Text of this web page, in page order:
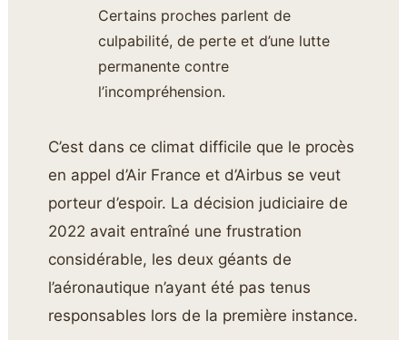
Certains proches parlent de
culpabilité, de perte et d’une lutte
permanente contre
l’incompréhension.
C’est dans ce climat difficile que le procès
en appel d’Air France et d’Airbus se veut
porteur d’espoir. La décision judiciaire de
2022 avait entraîné une frustration
considérable, les deux géants de
l’aéronautique n’ayant été pas tenus
responsables lors de la première instance.